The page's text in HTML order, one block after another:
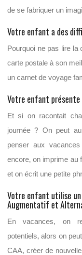
de se fabriquer un
Votre enfant a des
Pourquoi ne pas lire la
carte postale à son
un carnet de voyage
Votre enfant
Et si on racontait
journée ? On peut
penser aux
encore, on imprime au
et on écrit une petite
Votre enfant utilise un
Augmentatif et
En vacances, on
potentiels, alors on
CAA, créer de